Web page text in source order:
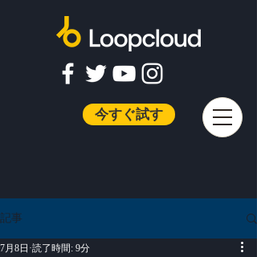
今すぐ試す
記事
7月8日 読了時間: 9分